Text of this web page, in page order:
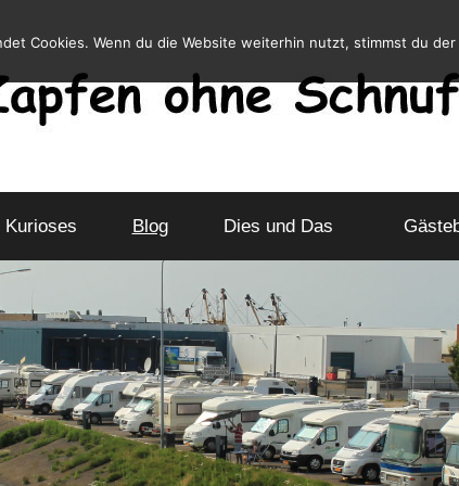
Kurioses Blog Dies und Das
Cookies. Wenn du die Website weiterhin nutzt, stimmst du